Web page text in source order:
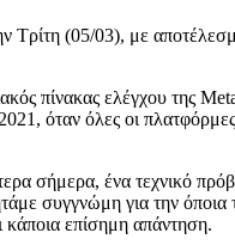
(05/03), με
πίνακας ελέγχου της
όταν όλες οι
σήμερα, ένα τεχνικό
συγγνώμη για την
κάποια επίσημη απάντηση.